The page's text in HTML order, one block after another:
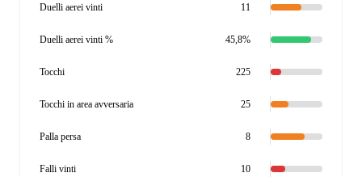
Duelli aerei vinti 11
Duelli aerei vinti % 45,8%
Tocchi 225
Tocchi in area avversaria 25
Palla persa 8
Falli vinti 10